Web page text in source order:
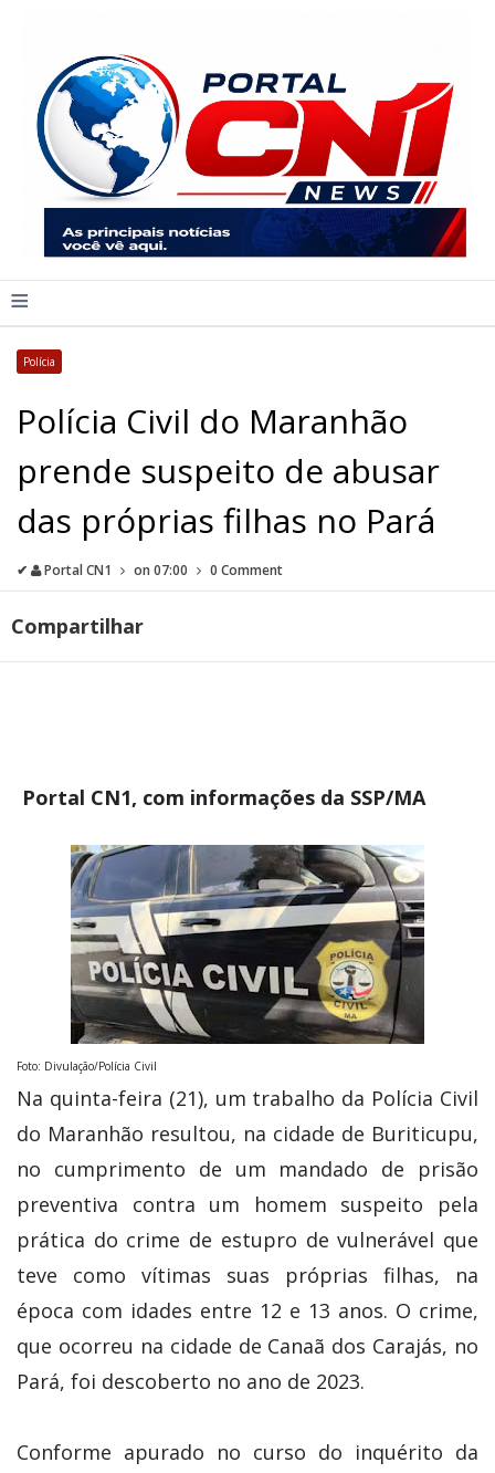
≡
Polícia
Polícia Civil do Maranhão
prende suspeito de abusar
das próprias filhas no Pará
✔ Portal CN1 on 07:00 0 Comment
Compartilhar
Portal CN1, com informações da SSP/MA
Foto: Divulação/Polícia Civil
Na quinta-feira (21), um trabalho da Polícia Civil
do Maranhão resultou, na cidade de Buriticupu,
no cumprimento de um mandado de prisão
preventiva contra um homem suspeito pela
prática do crime de estupro de vulnerável que
teve como vítimas suas próprias filhas, na
época com idades entre 12 e 13 anos. O crime,
que ocorreu na cidade de Canaã dos Carajás, no
Pará, foi descoberto no ano de 2023.
Conforme apurado no curso do inquérito da